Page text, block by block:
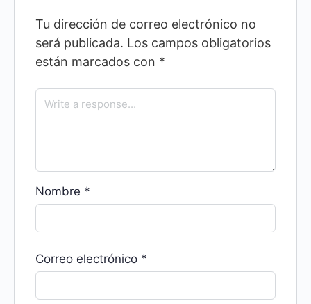
Tu dirección de correo electrónico no
será publicada. Los campos obligatorios
están marcados con *
Nombre *
Correo electrónico *